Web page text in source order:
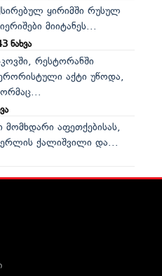
ყირიმში რუსულ
მიიტანეს...
ნახვა
რესტორანში
აქტი უწოდა,
მომხდარი აფეთქებისას,
ქალიშვილი და...